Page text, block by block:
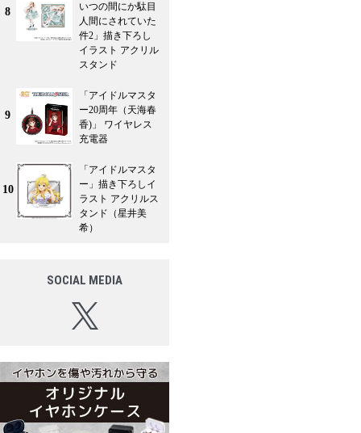
8
いつの間にか駄目
人間にされていた
件2」描き下ろし
イラスト アクリル
スタンド
9
「アイドルマスタ
ー20周年（天海春
香)」 ワイヤレス
充電器
10
「アイドルマスタ
ー」描き下ろしイ
ラスト アクリルス
タンド（星井美
希）
SOCIAL MEDIA